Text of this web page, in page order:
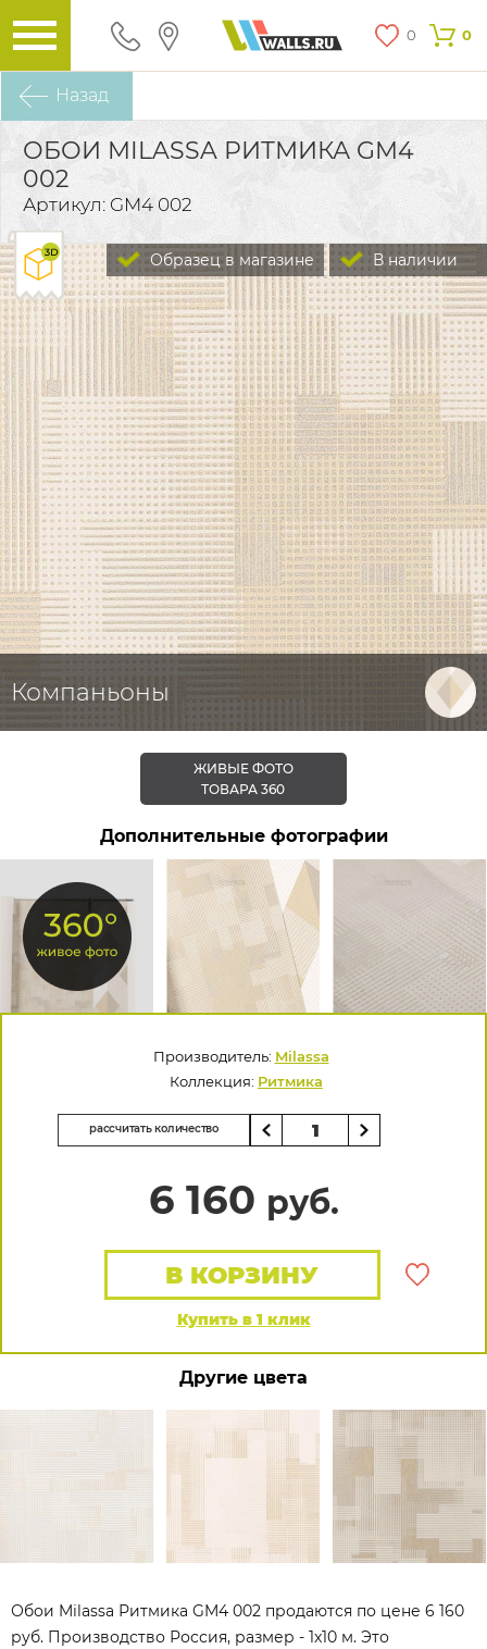
0 0
Назад
ОБОИ MILASSA РИТМИКА GM4
002
Артикул: GM4 002
В наличии
Образец в магазине
Компаньоны
ЖИВЫЕ ФОТО
ТОВАРА 360
Дополнительные фотографии
Производитель: Milassa
Коллекция: Ритмика
рассчитать количество
6 160 руб.
Купить в 1 клик
В КОРЗИНУ
Другие цвета
Обои Milassa Ритмика GM4 002 продаются по цене 6 160
руб. Производство Россия, размер - 1x10 м. Это